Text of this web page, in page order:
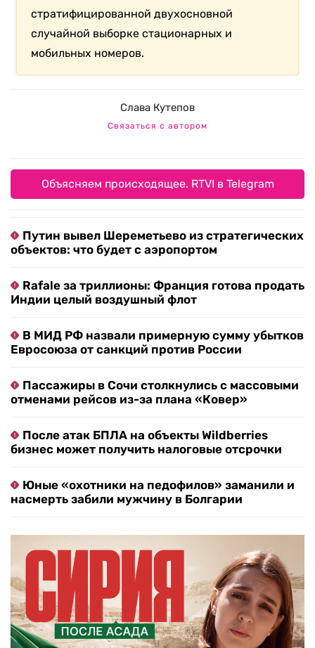
стратифицированной двухосновной
случайной выборке стационарных и
мобильных номеров.
Слава Кутепов
Связаться с автором
Объясняем происходящее. RTVI в Telegram
Путин вывел Шереметьево из стратегических
объектов: что будет с аэропортом
Rafale за триллионы: Франция готова продать
Индии целый воздушный флот
В МИД РФ назвали примерную сумму убытков
Евросоюза от санкций против России
Пассажиры в Сочи столкнулись с массовыми
отменами рейсов из-за плана «Ковер»
После атак БПЛА на объекты Wildberries
бизнес может получить налоговые отсрочки
Юные «охотники на педофилов» заманили и
насмерть забили мужчину в Болгарии